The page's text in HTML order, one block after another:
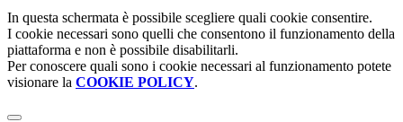
In questa schermata è possibile scegliere quali cookie consentire.
I cookie necessari sono quelli che consentono il funzionamento della
piattaforma e non è possibile disabilitarli.
Per conoscere quali sono i cookie necessari al funzionamento potete
visionare la COOKIE POLICY.